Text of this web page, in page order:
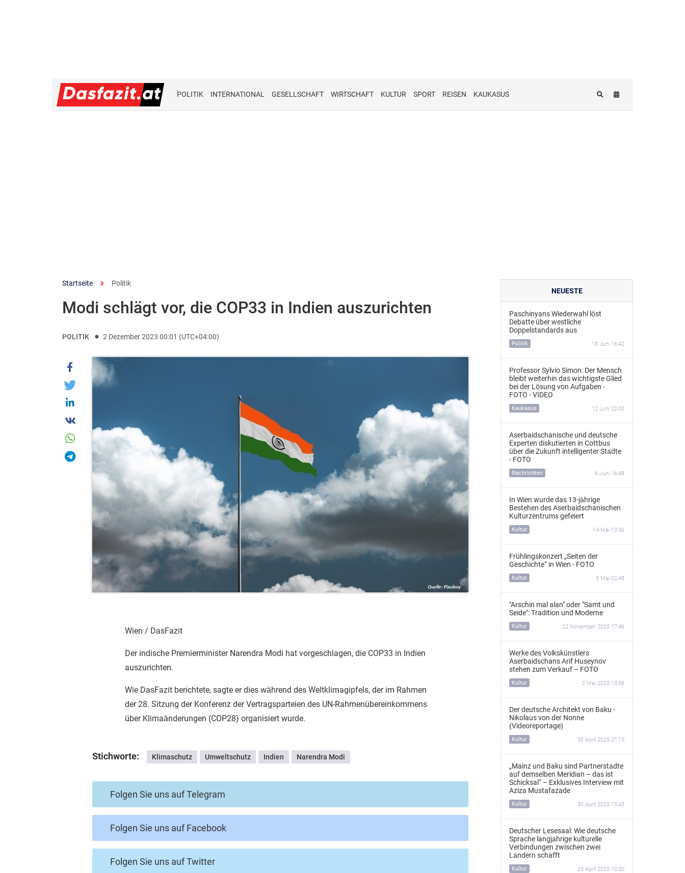
POLITIK INTERNATIONAL GESELLSCHAFT WIRTSCHAFT KULTUR SPORT REISEN KAUKASUS
Startseite Politik
Modi schlägt vor, die COP33 in Indien auszurichten
POLITIK 2 Dezember 2023 00:01 (UTC+04:00)
Wien / DasFazit
Der indische Premierminister Narendra Modi hat vorgeschlagen, die COP33 in Indien
auszurichten.
Wie DasFazit berichtete, sagte er dies während des Weltklimagipfels, der im Rahmen
der 28. Sitzung der Konferenz der Vertragsparteien des UN-Rahmenübereinkommens
über Klimaänderungen (COP28) organisiert wurde.
Stichworte: Klimaschutz Umweltschutz Indien Narendra Modi
Folgen Sie uns auf Telegram
Folgen Sie uns auf Facebook
Folgen Sie uns auf Twitter
NEUESTE
Paschinyans Wiederwahl löst
Debatte über westliche
Doppelstandards aus
Politik 18 Juni 16:42
Professor Sylvio Simon: Der Mensch
bleibt weiterhin das wichtigste Glied
bei der Lösung von Aufgaben -
FOTO - VIDEO
Kaukasus 12 Juni 22:00
Aserbaidschanische und deutsche
Experten diskutierten in Cottbus
über die Zukunft intelligenter Städte
- FOTO
Nachrichten 6 Juni 16:48
In Wien wurde das 13‑jährige
Bestehen des Aserbaidschanischen
Kulturzentrums gefeiert
Kultur 14 Mai 13:36
Frühlingskonzert „Seiten der
Geschichte“ in Wien - FOTO
Kultur 5 Mai 02:48
"Arschin mal alan" oder "Samt und
Seide": Tradition und Moderne
Kultur 22 November 2025 17:46
Werke des Volkskünstlers
Aserbaidschans Arif Huseynov
stehen zum Verkauf – FOTO
Kultur 2 Mai 2025 13:58
Der deutsche Architekt von Baku -
Nikolaus von der Nonne
(Videoreportage)
Kultur 30 April 2025 21:15
„Mainz und Baku sind Partnerstädte
auf demselben Meridian – das ist
Schicksal“ – Exklusives Interview mit
Aziza Mustafazade
Kultur 30 April 2025 15:43
Deutscher Lesesaal: Wie deutsche
Sprache langjährige kulturelle
Verbindungen zwischen zwei
Ländern schafft
Kultur 29 April 2025 10:50